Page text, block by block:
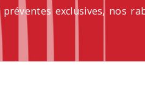
exclusives, nos